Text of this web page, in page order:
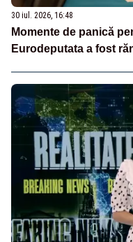
30 iul. 2026, 16:48
Momente de panică
Eurodeputata a fost